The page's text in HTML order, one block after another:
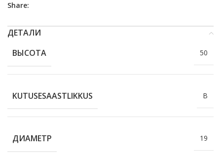
Share:
ДЕТАЛИ
ВЫСОТА
50
KUTUSESAASTLIKKUS B
ДИАМЕТР 19